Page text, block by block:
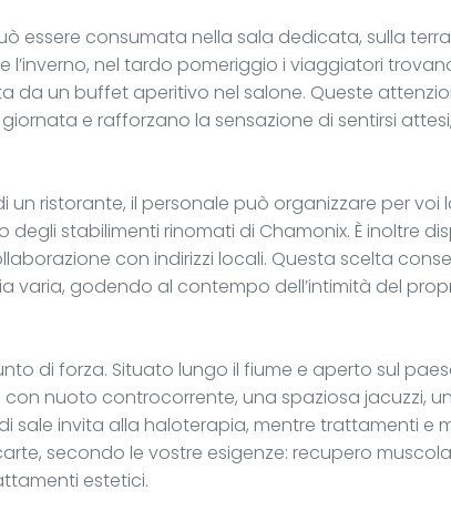
essere consumata nella sala dedicata, sulla
l’inverno, nel tardo pomeriggio i viaggiatori
da un buffet aperitivo nel salone. Queste
e rafforzano la sensazione di sentirsi
un ristorante, il personale può organizzare per voi
stabilimenti rinomati di Chamonix. È inoltre
con indirizzi locali. Questa scelta
varia, godendo al contempo dell’intimità del
di forza. Situato lungo il fiume e aperto sul
nuoto controcorrente, una spaziosa jacuzzi,
sale invita alla haloterapia, mentre trattamenti e
secondo le vostre esigenze: recupero
estetici.